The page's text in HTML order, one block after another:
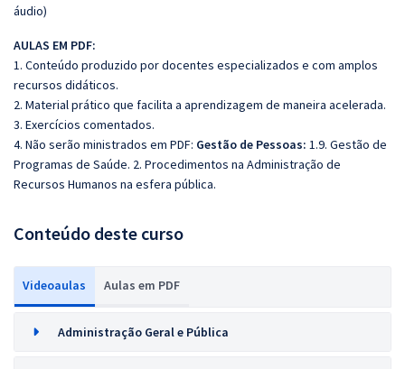
áudio)
AULAS EM PDF:
1. Conteúdo produzido por docentes especializados e com amplos
recursos didáticos.
2. Material prático que facilita a aprendizagem de maneira acelerada.
3. Exercícios comentados.
4. Não serão ministrados em PDF: Gestão de Pessoas: 1.9. Gestão de
Programas de Saúde. 2. Procedimentos na Administração de
Recursos Humanos na esfera pública.
Conteúdo deste curso
Videoaulas Aulas em PDF
Administração Geral e Pública